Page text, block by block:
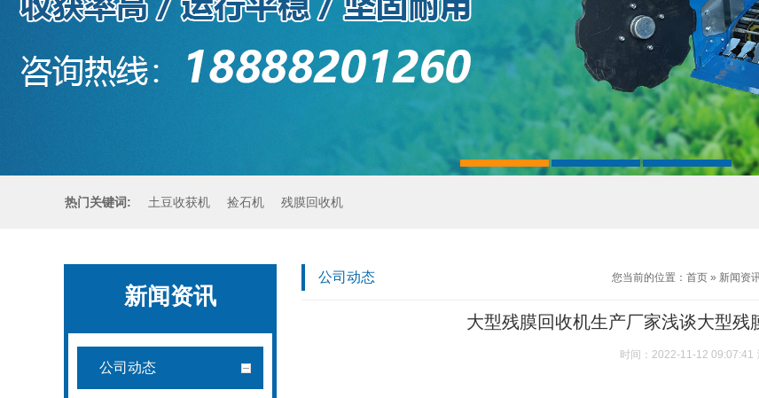
热门关键词: 土豆收获机 捡石机 残膜回收机
新闻资讯
公司动态
公司动态 您当前的位置： 首页 » 新闻资
大型残膜回收机生产厂家浅谈大型残
时间：2022-11-12 09:07:41